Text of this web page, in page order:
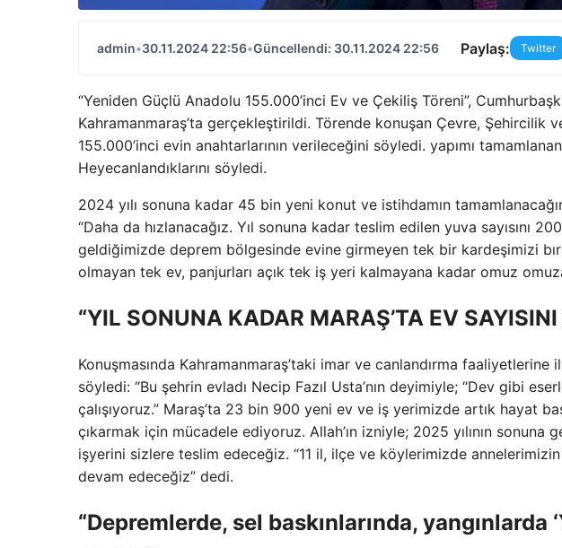
admin•30.11.2024 22:56•Güncellendi: 30.11.2024 22:56 Paylaş: Twitter
“Yeniden Güçlü Anadolu 155.000’inci Ev ve Çekiliş Töreni”,
Kahramanmaraş’ta gerçekleştirildi. Törende konuşan Çevre, Şehircilik
155.000’inci evin anahtarlarının verileceğini söyledi. yapımı
Heyecanlandıklarını söyledi.
2024 yılı sonuna kadar 45 bin yeni konut ve istihdamın
“Daha da hızlanacağız. Yıl sonuna kadar teslim edilen yuva sayısını
geldiğimizde deprem bölgesinde evine girmeyen tek bir kardeşimizi
olmayan tek ev, panjurları açık tek iş yeri kalmayana kadar omuz
“YIL SONUNA KADAR MARAŞ’TA EV
Konuşmasında Kahramanmaraş’taki imar ve canlandırma faaliyetlerine
söyledi: “Bu şehrin evladı Necip Fazıl Usta’nın deyimiyle; “Dev gibi
çalışıyoruz.” Maraş’ta 23 bin 900 yeni ev ve iş yerimizde artık hayat
çıkarmak için mücadele ediyoruz. Allah’ın izniyle; 2025 yılının
işyerini sizlere teslim edeceğiz. “11 il, ilçe ve köylerimizde
devam edeceğiz” dedi.
“Depremlerde, sel baskınlarında, yangınlarda